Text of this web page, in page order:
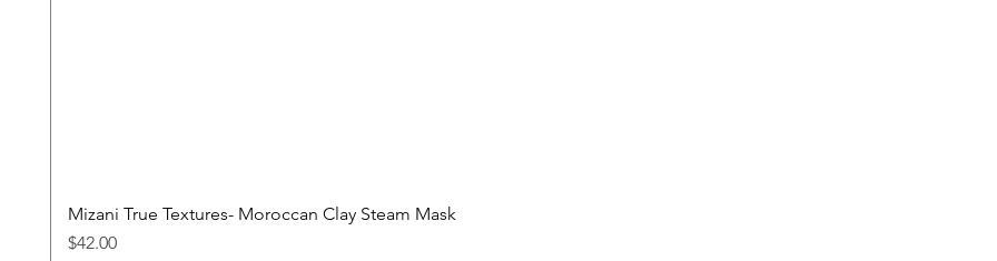
Mizani True Textures- Moroccan Clay Steam Mask
Precio
$42.00